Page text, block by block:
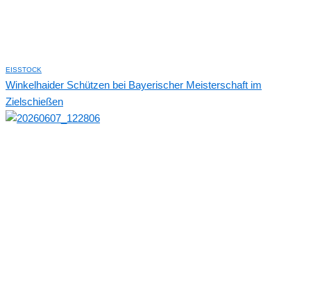
EISSTOCK
Winkelhaider Schützen bei Bayerischer Meisterschaft im
Zielschießen